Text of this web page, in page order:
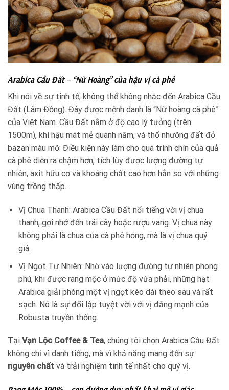
Arabica Cầu Đất – “Nữ Hoàng” của hậu vị cà phê
Khi nói về sự tinh tế, không thể không nhắc đến Arabica Cầu
Đất (Lâm Đồng). Đây được mệnh danh là “Nữ hoàng cà phê”
của Việt Nam. Cầu Đất nằm ở độ cao lý tưởng (trên
1500m), khí hậu mát mẻ quanh năm, và thổ nhưỡng đất đỏ
bazan màu mỡ. Điều kiện này làm cho quá trình chín của quả
cà phê diễn ra chậm hơn, tích lũy được lượng đường tự
nhiên, axit hữu cơ và khoáng chất cao hơn hẳn so với những
vùng trồng thấp.
Vị Chua Thanh: Arabica Cầu Đất nổi tiếng với vị chua
thanh, gợi nhớ đến trái cây hoặc rượu vang. Vị chua này
không phải là chua của cà phê hỏng, mà là vị chua quý
giá.
Vị Ngọt Tự Nhiên: Nhờ vào lượng đường tự nhiên phong
phú, khi được rang mộc ở mức độ vừa phải, những hạt
Arabica giải phóng một vị ngọt kéo dài theo sau và rất
sạch. Nó là sự đối lập tuyệt vời với vị đắng mạnh của
Robusta truyền thống.
Tại Vạn Lộc Coffee & Tea, chúng tôi chọn Arabica Cầu Đất
không chỉ vì danh tiếng, mà vì khả năng mang đến sự
nguyên chất và trải nghiệm tinh tế nhất cho quý vị.